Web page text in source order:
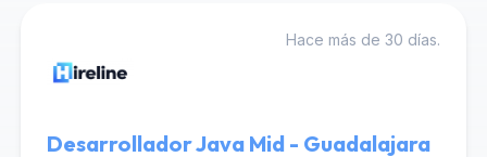
Hace más de 30 días.
Desarrollador Java Mid - Guadalajara